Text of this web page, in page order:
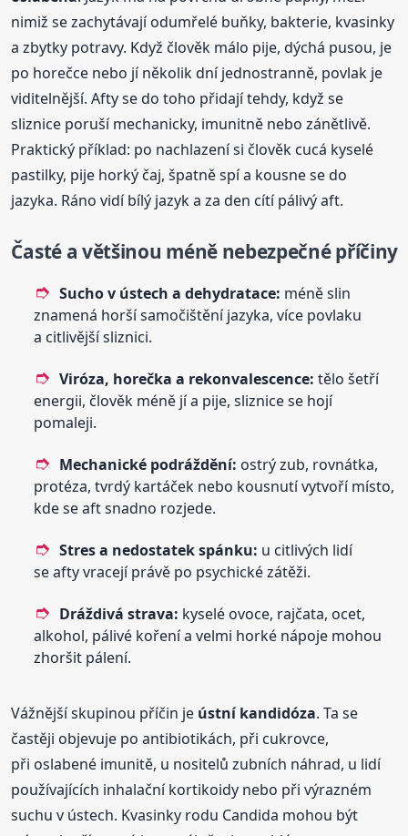
nimiž se zachytávají odumřelé buňky, bakterie, kvasinky
a zbytky potravy. Když člověk málo pije, dýchá pusou, je
po horečce nebo jí několik dní jednostranně, povlak je
viditelnější. Afty se do toho přidají tehdy, když se
sliznice poruší mechanicky, imunitně nebo zánětlivě.
Praktický příklad: po nachlazení si člověk cucá kyselé
pastilky, pije horký čaj, špatně spí a kousne se do
jazyka. Ráno vidí bílý jazyk a za den cítí pálivý aft.
Časté a většinou méně nebezpečné příčiny
Sucho v ústech a dehydratace: méně slin
znamená horší samočištění jazyka, více povlaku
a citlivější sliznici.
Viróza, horečka a rekonvalescence: tělo šetří
energii, člověk méně jí a pije, sliznice se hojí
pomaleji.
Mechanické podráždění: ostrý zub, rovnátka,
protéza, tvrdý kartáček nebo kousnutí vytvoří místo,
kde se aft snadno rozjede.
Stres a nedostatek spánku: u citlivých lidí
se afty vracejí právě po psychické zátěži.
Dráždivá strava: kyselé ovoce, rajčata, ocet,
alkohol, pálivé koření a velmi horké nápoje mohou
zhoršit pálení.
Vážnější skupinou příčin je ústní kandidóza. Ta se
častěji objevuje po antibiotikách, při cukrovce,
při oslabené imunitě, u nositelů zubních náhrad, u lidí
používajících inhalační kortikoidy nebo při výrazném
suchu v ústech. Kvasinky rodu Candida mohou být